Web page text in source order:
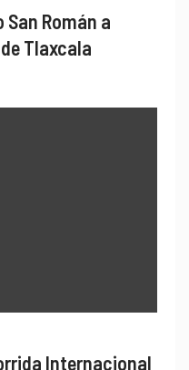
Román a
Tlaxcala
Internacional